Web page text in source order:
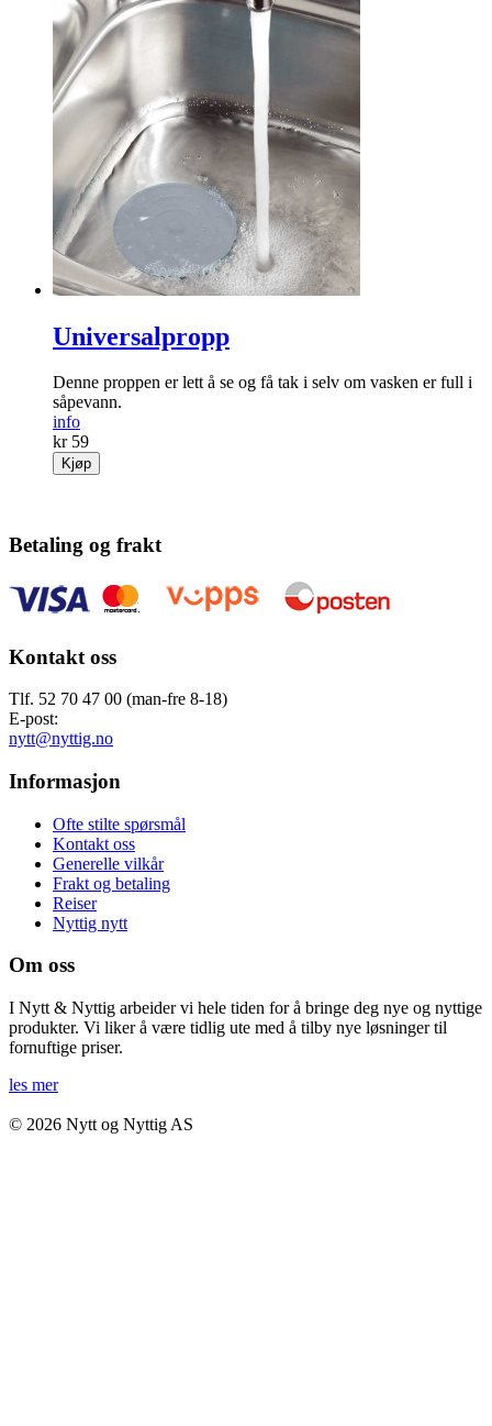
Universalpropp
Denne proppen er lett å se og få tak i selv om vasken er full i
såpevann.
info
kr 59
Kjøp
Betaling og frakt
Kontakt oss
Tlf. 52 70 47 00 (man-fre 8-18)
E-post:
nytt@nyttig.no
Informasjon
Ofte stilte spørsmål
Kontakt oss
Generelle vilkår
Frakt og betaling
Reiser
Nyttig nytt
Om oss
I Nytt & Nyttig arbeider vi hele tiden for å bringe deg nye og nyttige
produkter. Vi liker å være tidlig ute med å tilby nye løsninger til
fornuftige priser.
les mer
© 2026 Nytt og Nyttig AS